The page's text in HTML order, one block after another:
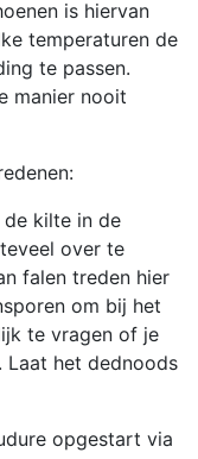
is hiervan
temperaturen de
te passen.
manier nooit
kilte in de
over te
falen treden hier
om bij het
te vragen of je
Laat het dednoods
opgestart via